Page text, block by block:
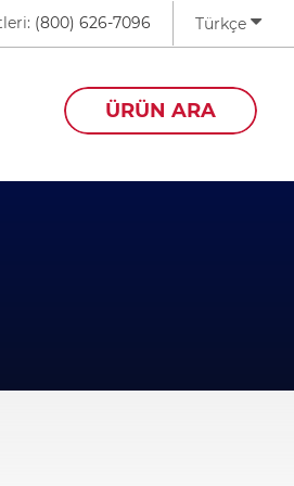
(800) 626-7096 Türkçe
ÜRÜN ARA